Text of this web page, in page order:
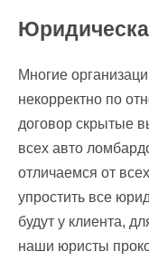
Многие
некорректно по
договор скрытые
всех авто
отличаемся от
упростить все
будут у клиента,
наши юристы